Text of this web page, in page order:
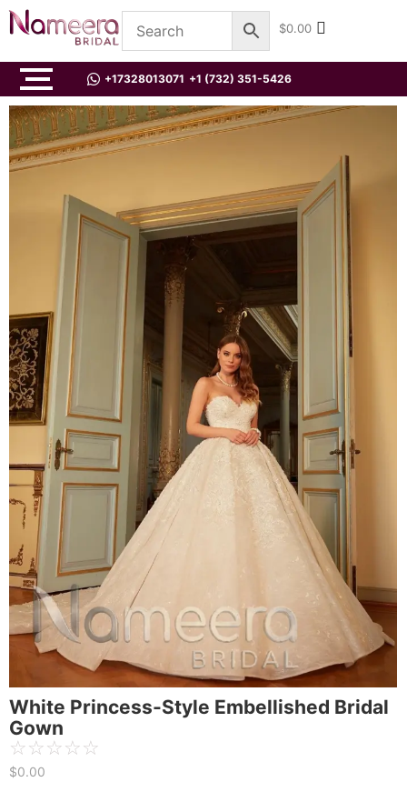
$0.00
+17328013071 +1 (732) 351-5426
White Princess-Style Embellished Bridal
Gown
☆☆☆☆☆
$0.00